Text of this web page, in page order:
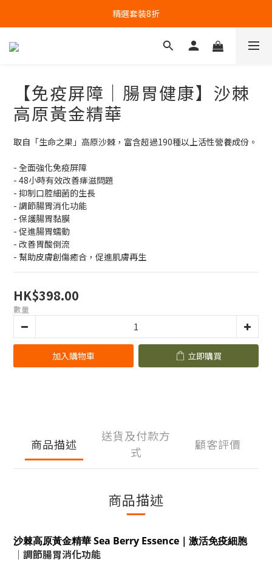
精選套裝8折
【免疫屏障｜腸胃健康】沙棘
高原黃金精華
取自「生命之果」高原沙棘，富含超過190種以上活性營養成份。
- 全面強化免疫屏障
- 48小時有效改善痱滋問題
- 抑制口腔細菌的生長
- 調節腸胃消化功能
- 保護腸胃黏膜
- 促進腸胃蠕動
- 改善胃酸倒流
- 幫助皮膚創傷癒合，促進肌膚再生
HK$398.00
數量
加入購物車 立即購買
商品描述
送貨及付款方
式
顧客評價
商品描述
沙棘高原黃金精華Sea Berry Essence ｜激活免疫細胞
｜ 調節腸胃消化功能